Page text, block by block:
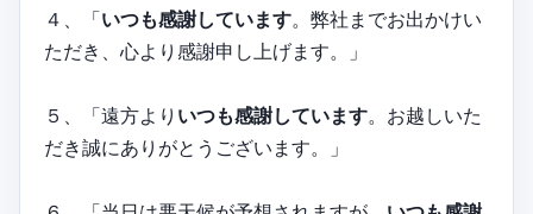
４、「いつも感謝しています。弊社までお出かけい
ただき、心より感謝申し上げます。」
５、「遠方より いつも感謝しています。お越しいた
だき誠にありがとうございます。」